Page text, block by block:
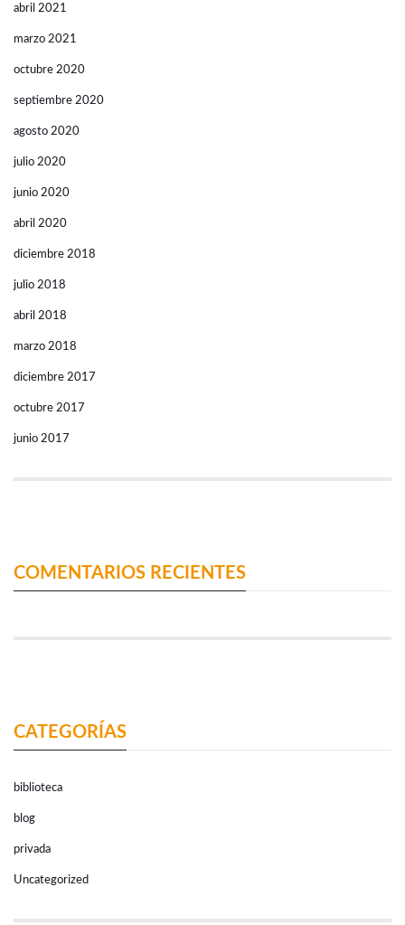
abril 2021
marzo 2021
octubre 2020
septiembre 2020
agosto 2020
julio 2020
junio 2020
abril 2020
diciembre 2018
julio 2018
abril 2018
marzo 2018
diciembre 2017
octubre 2017
junio 2017
COMENTARIOS RECIENTES
CATEGORÍAS
biblioteca
blog
privada
Uncategorized